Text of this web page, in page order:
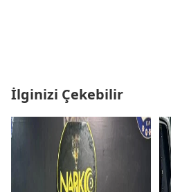
İlginizi Çekebilir